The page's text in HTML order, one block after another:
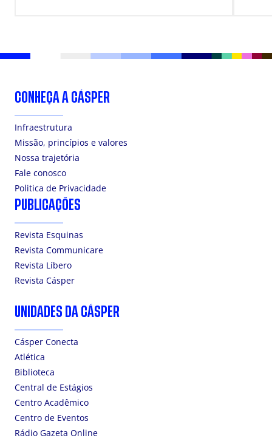
CONHEÇA A CÁSPER
Infraestrutura
Missão, princípios e valores
Nossa trajetória
Fale conosco
Politica de Privacidade
PUBLICAÇÕES
Revista Esquinas
Revista Communicare
Revista Líbero
Revista Cásper
UNIDADES DA CÁSPER
Cásper Conecta
Atlética
Biblioteca
Central de Estágios
Centro Acadêmico
Centro de Eventos
Rádio Gazeta Online